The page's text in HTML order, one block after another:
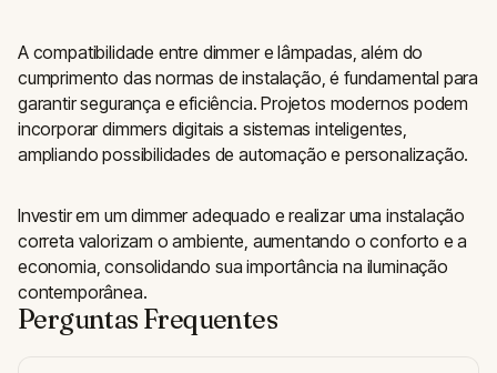
A compatibilidade entre dimmer e lâmpadas, além do
cumprimento das normas de instalação, é fundamental para
garantir segurança e eficiência. Projetos modernos podem
incorporar dimmers digitais a sistemas inteligentes,
ampliando possibilidades de automação e personalização.
Investir em um dimmer adequado e realizar uma instalação
correta valorizam o ambiente, aumentando o conforto e a
economia, consolidando sua importância na iluminação
contemporânea.
Perguntas Frequentes